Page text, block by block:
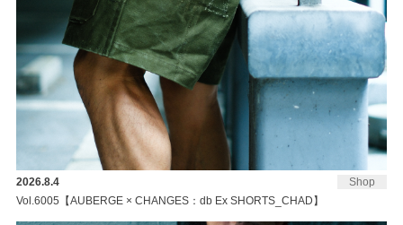
Shop
2026.8.4
Vol.6005【AUBERGE × CHANGES：db Ex SHORTS_CHAD】